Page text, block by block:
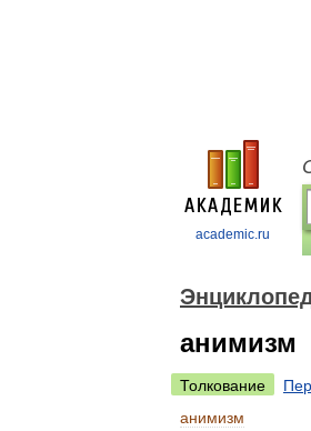
academic.ru
анимизм
Толкование
анимизм